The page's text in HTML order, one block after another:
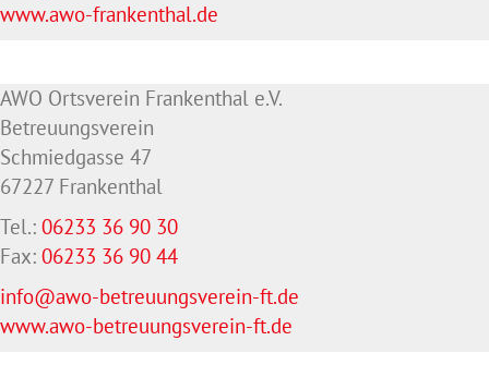
www.awo-frankenthal.de
AWO Ortsverein Frankenthal e.V.
Betreuungsverein
Schmiedgasse 47
67227 Frankenthal
Tel.: 06233 36 90 30
Fax: 06233 36 90 44
info@awo-betreuungsverein-ft.de
www.awo-betreuungsverein-ft.de